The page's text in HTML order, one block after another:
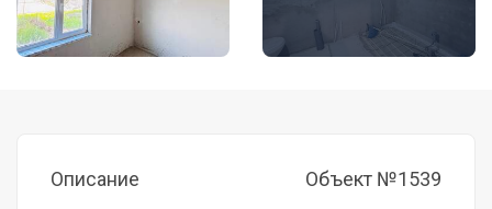
Описание Объект №1539